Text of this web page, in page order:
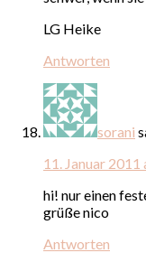
LG Heike
Antworten
sorani
11. Januar 2011
hi! nur einen
grüße nico
Antworten